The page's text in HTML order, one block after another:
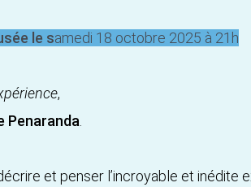
le samedi 18 octobre 2025 à 21h
,
Penaranda
et penser l’incroyable et inédite